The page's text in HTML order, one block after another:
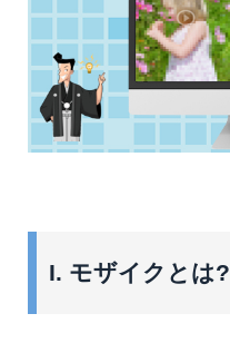
I. モザイクとは?